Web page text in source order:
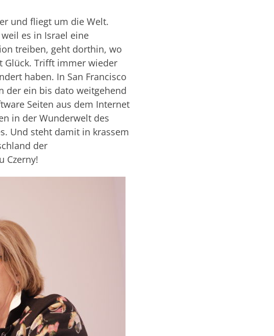
und fliegt um die Welt.
es in Israel eine
treiben, geht dorthin, wo
Glück. Trifft immer wieder
haben. In San Francisco
der ein bis dato weitgehend
Seiten aus dem Internet
in der Wunderwelt des
Und steht damit in krassem
der
Czerny!